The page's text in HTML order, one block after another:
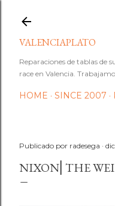
VALENCIAPLATO
Reparaciones de tablas de
race en Valencia.
HOME SINCE 2007
Publicado por radesega
NIXON⎜THE